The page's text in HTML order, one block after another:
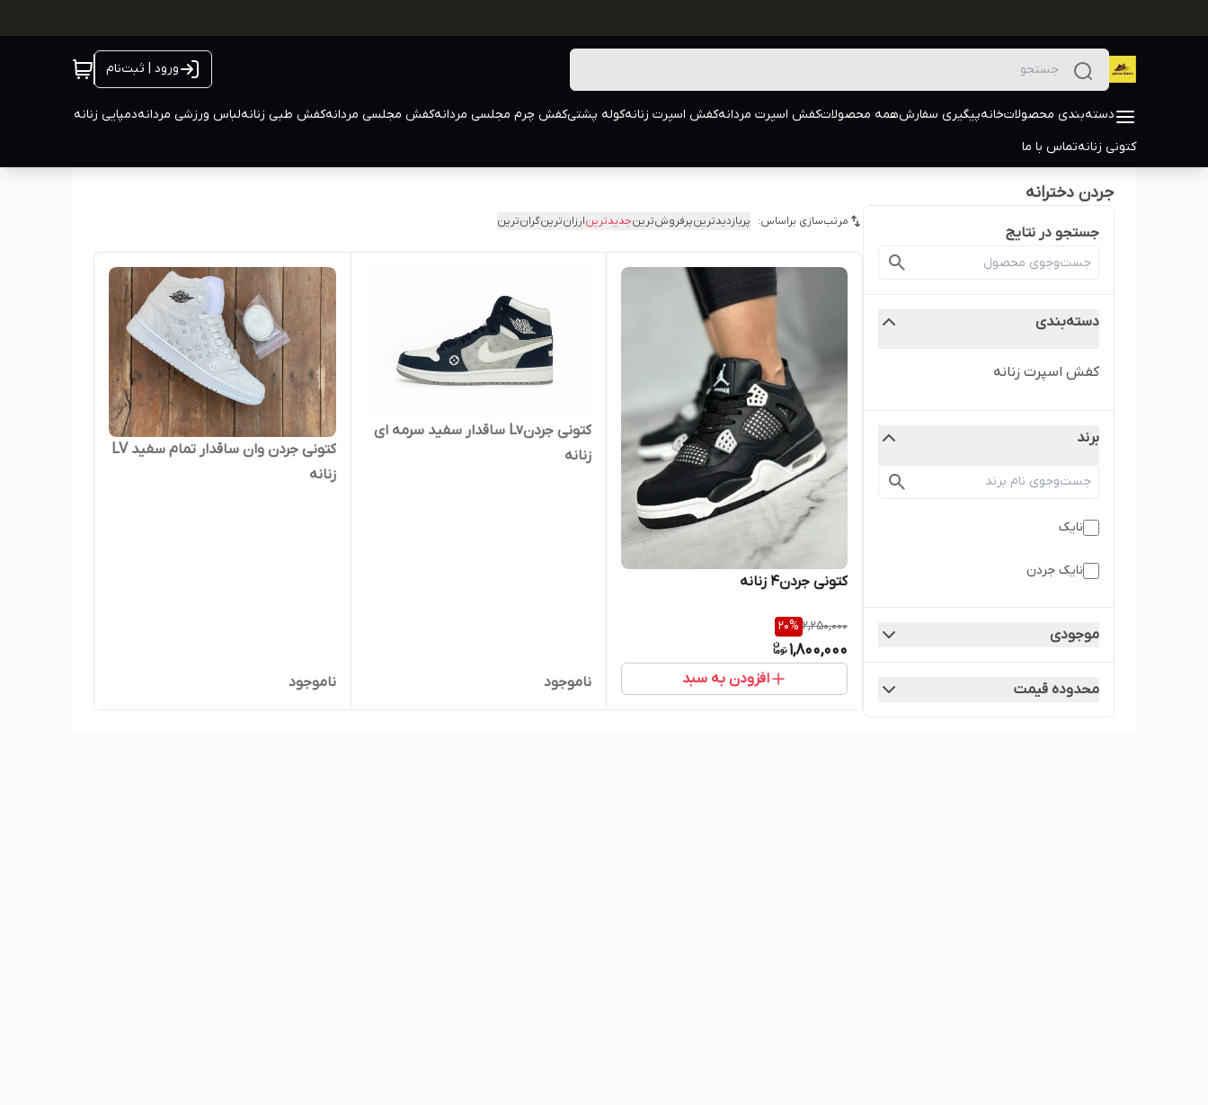
ورود | ثبت‌نام
دسته‌بندی محصولاتخانهپیگیری سفارشهمه محصولاتکفش اسپرت مردانهکفش اسپرت زنانهکوله پشتیکفش چرم مجلسی مردانهکفش مجلسی مردانهکفش طبی زنانهلباس ورزشی مردانهدمپایی زنانه
کتونی زنانهتماس با ما
جردن دخترانه
جستجو در نتایج
دسته‌بندی
کفش اسپرت زنانه
برند
نایک
نایک جردن
موجودی
محدوده قیمت
مرتب‌سازی براساس: پربازدیدترینپرفروش‌ترینجدیدترینارزان‌ترینگران‌ترین
کتونی جردن۴ زنانه
2,250,000
20%
1,800,000
افزودن به سبد
کتونی جردنLv ساقدار سفید سرمه ای
زنانه
ناموجود
کتونی جردن وان ساقدار تمام سفید LV
زنانه
ناموجود